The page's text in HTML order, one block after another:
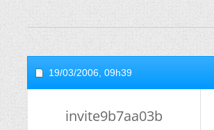
19/03/2006, 09h39
invite9b7aa03b